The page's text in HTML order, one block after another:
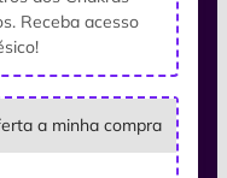
Receba acesso
a minha compra